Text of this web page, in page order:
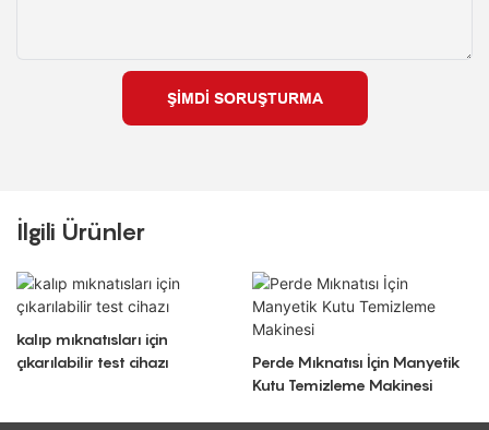
ŞIMDI SORUŞTURMA
İlgili Ürünler
kalıp mıknatısları için
çıkarılabilir test cihazı
Perde Mıknatısı İçin Manyetik
Kutu Temizleme Makinesi